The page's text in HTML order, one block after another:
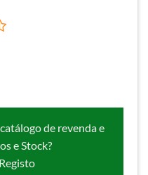
de revenda e
e Stock?